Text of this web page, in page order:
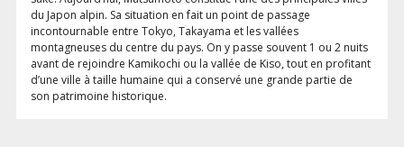
du Japon alpin. Sa situation en fait un point de passage
incontournable entre Tokyo, Takayama et les vallées
montagneuses du centre du pays. On y passe souvent 1 ou 2 nuits
avant de rejoindre Kamikochi ou la vallée de Kiso, tout en profitant
d’une ville à taille humaine qui a conservé une grande partie de
son patrimoine historique.